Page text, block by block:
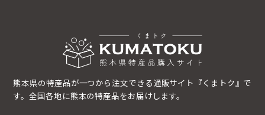
熊本県の特産品が一つから注文できる通販サイト『くまトク』で
す。全国各地に熊本の特産品をお届けします。